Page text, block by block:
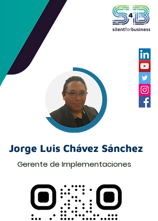
Jorge Luis Chávez Sánchez
Gerente de Implementaciones